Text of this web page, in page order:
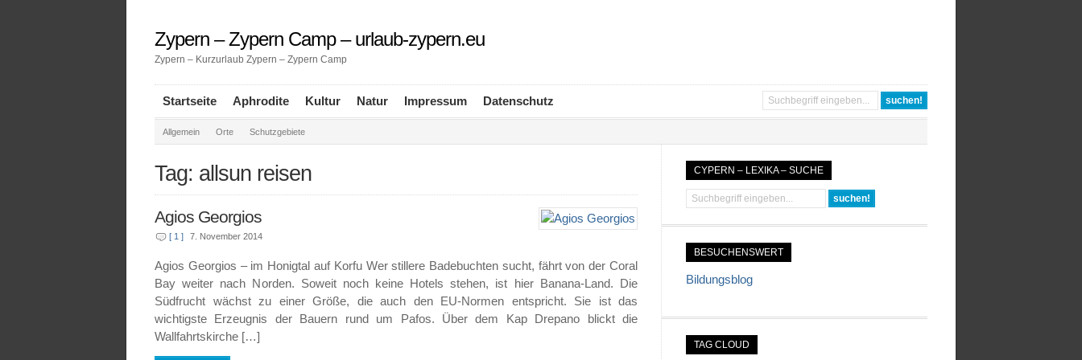
Zypern – Zypern Camp – urlaub-zypern.eu
Zypern – Kurzurlaub Zypern – Zypern Camp
Startseite Aphrodite Kultur Natur Impressum Datenschutz
Allgemein Orte Schutzgebiete
Tag: allsun reisen
Agios Georgios
[ 1 ] 7. November 2014
Agios Georgios – im Honigtal auf Korfu Wer stillere Badebuchten sucht, fährt von der Coral
Bay weiter nach Norden. Soweit noch keine Hotels stehen, ist hier Banana-Land. Die
Südfrucht wächst zu einer Größe, die auch den EU-Normen entspricht. Sie ist das
wichtigste Erzeugnis der Bauern rund um Pafos. Über dem Kap Drepano blickt die
Wallfahrtskirche […]
CYPERN – LEXIKA – SUCHE
BESUCHENSWERT
Bildungsblog
TAG CLOUD